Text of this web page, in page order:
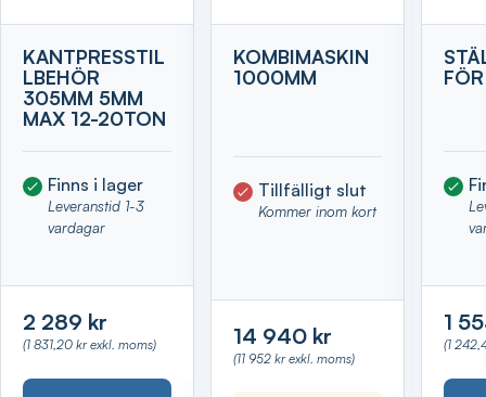
KANTPRESSTIL
LBEHÖR
305MM 5MM
MAX 12-20TON
Finns i lager
Leveranstid 1-3
vardagar
2 289 kr
(1 831,20 kr exkl. moms)
KOMBIMASKIN
1000MM
Tillfälligt slut
Kommer inom kort
14 940 kr
(11 952 kr exkl. moms)
1
(1